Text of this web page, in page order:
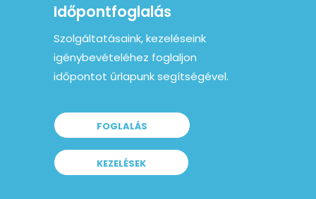
Időpontfoglalás
Szolgáltatásaink, kezeléseink
igénybevételéhez foglaljon
időpontot űrlapunk segítségével.
FOGLALÁS
KEZELÉSEK